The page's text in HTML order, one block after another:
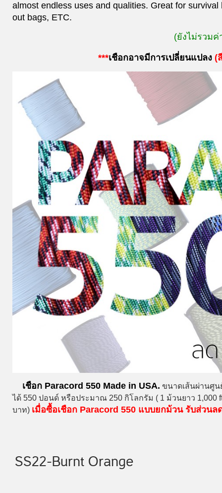
almost endless uses and qualities. Great for
out bags, ETC.
(ยังไม่รวมค่
***เชือกอาจมีการเปลี่ยนแปลง (
เชือก Paracord 550 Made in USA. ขนาดเส้นผ่านศูน
ได้ 550 ปอนด์ หรือประมาณ 250 กิโลกรัม ( 1 ม้วนยาว 1,000
บาท) เมื่อซื้อเชือก Paracord 550 แบบยกม้วน รับส่วนล
SS22-Burnt Orange